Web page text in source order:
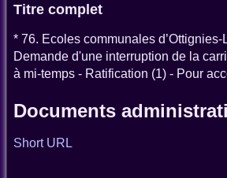
Titre complet
* 76. Ecoles communales
Demande d'une interruption de la
à mi-temps - Ratification (1) - Pour
Documents
Short URL